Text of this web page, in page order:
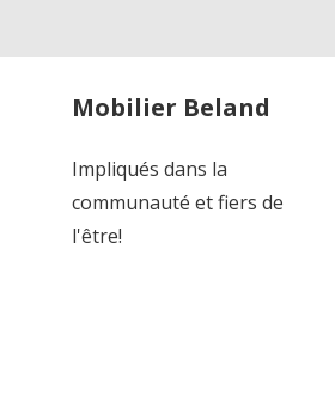
Mobilier Beland
Impliqués dans la
communauté et fiers de
l'être!